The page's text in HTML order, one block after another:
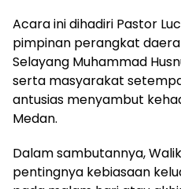
Acara ini dihadiri Pastor
pimpinan perangkat
Selayang Muhammad
serta masyarakat
antusias menyambut
Medan.
Dalam sambutannya,
pentingnya kebiasaan